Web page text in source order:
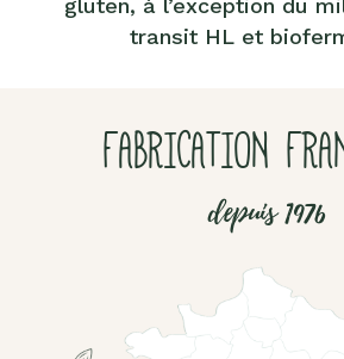
gluten, à l’exception du
transit HL et
FABRICATION
depuis 1976